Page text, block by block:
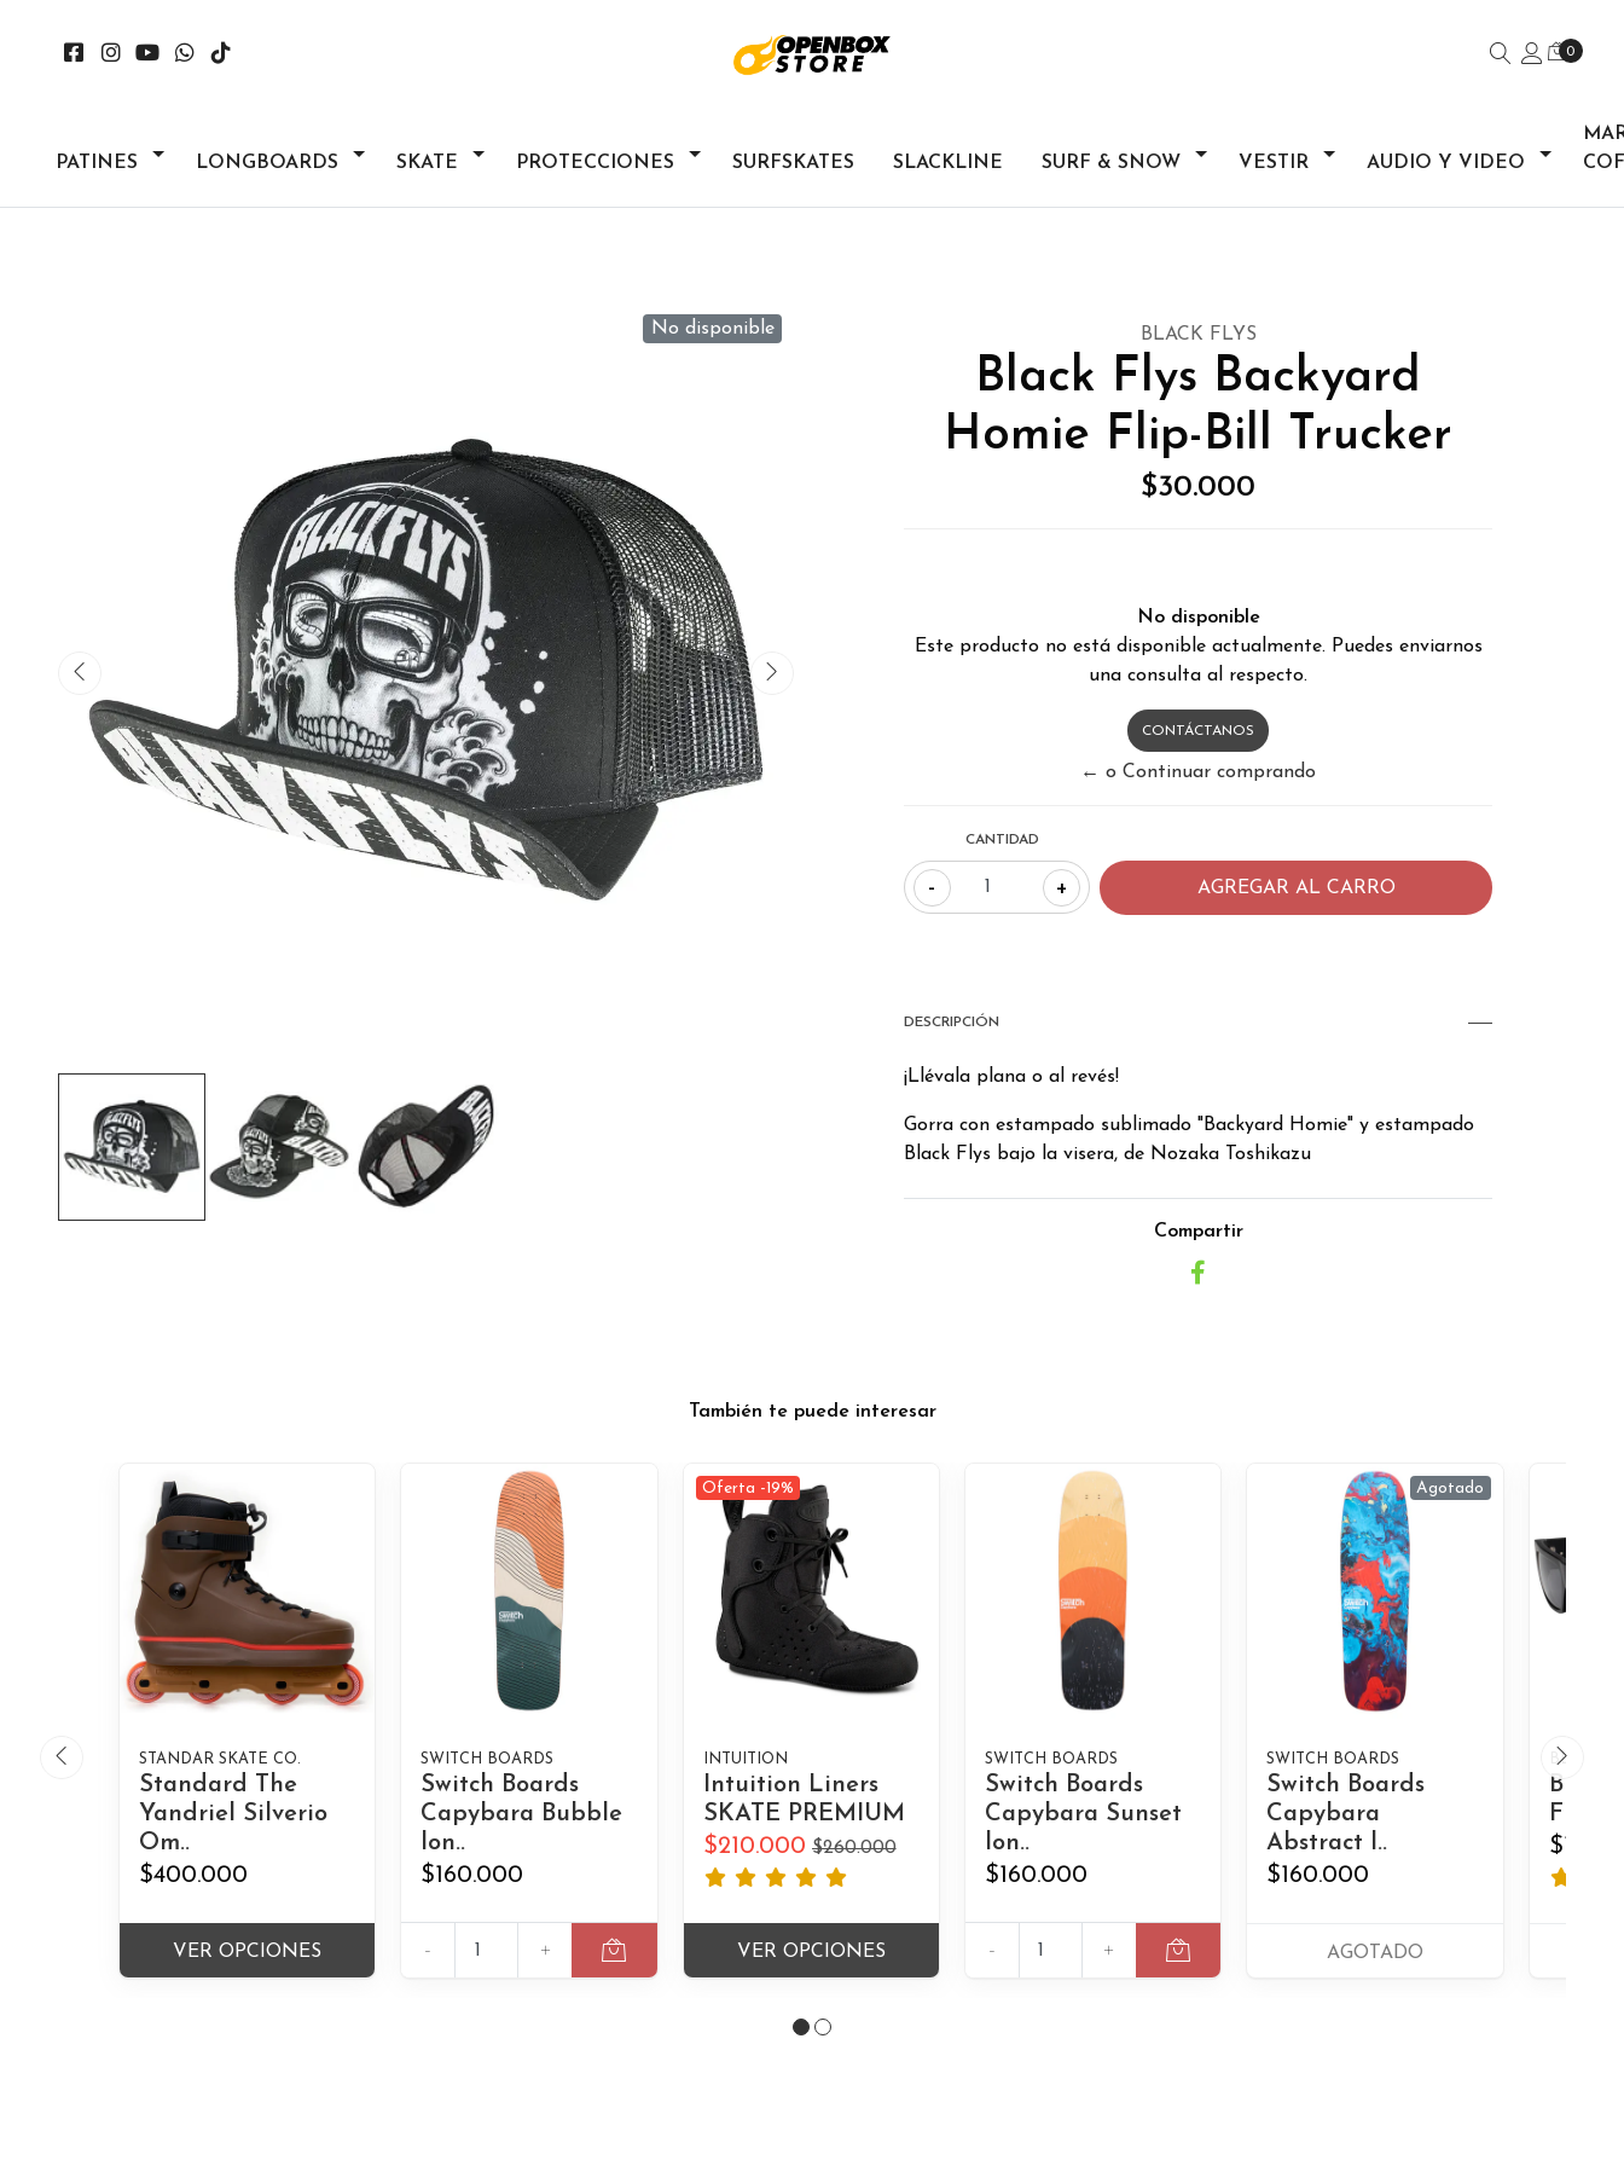
0
PATINES LONGBOARDS SKATE PROTECCIONES SURFSKATES SLACKLINE SURF & SNOW VESTIR AUDIO Y VIDEO
No disponible BLACK FLYS
Black Flys Backyard
Homie Flip-Bill Trucker
$30.000
No disponible
Este producto no está disponible actualmente. Puedes enviarnos
una consulta al respecto.
CONTÁCTANOS
← o Continuar comprando
CANTIDAD
- +
DESCRIPCIÓN
¡Llévala plana o al revés!
Gorra con estampado sublimado "Backyard Homie" y estampado
Black Flys bajo la visera, de Nozaka Toshikazu
Compartir
También te puede interesar
STANDAR SKATE CO.
Standard The
Yandriel Silverio
Om..
$400.000
VER OPCIONES
SWITCH BOARDS
Switch Boards
Capybara Bubble
lon..
$160.000
- +
Oferta -19%
INTUITION
Intuition Liners
SKATE PREMIUM
$210.000 $260.000
VER OPCIONES
SWITCH BOARDS
Switch Boards
Capybara Sunset
lon..
$160.000
- +
Agotado
SWITCH BOARDS
Switch Boards
Capybara
Abstract l..
$160.000
AGOTADO
BLACK
Black
Flys